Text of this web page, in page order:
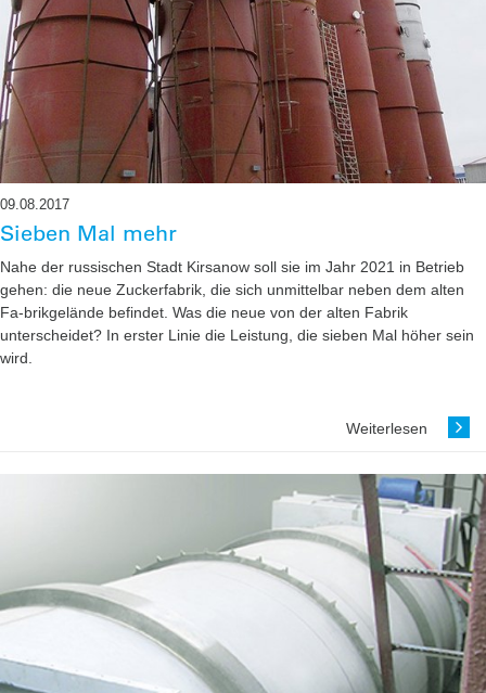
09.08.2017
Sieben Mal mehr
Nahe der russischen Stadt Kirsanow soll sie im Jahr 2021 in Betrieb
gehen: die neue Zuckerfabrik, die sich unmittelbar neben dem alten
Fa-brikgelände befindet. Was die neue von der alten Fabrik
unterscheidet? ­In erster Linie die Leistung, die sieben Mal höher sein
wird.
Weiterlesen